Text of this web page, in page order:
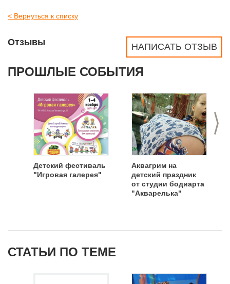
< Вернуться к списку
НАПИСАТЬ ОТЗЫВ
Отзывы
ПРОШЛЫЕ СОБЫТИЯ
>
Детский фестиваль
"Игровая галерея"
Аквагрим на
детский праздник
от студии бодиарта
"Акварелька"
СТАТЬИ ПО ТЕМЕ